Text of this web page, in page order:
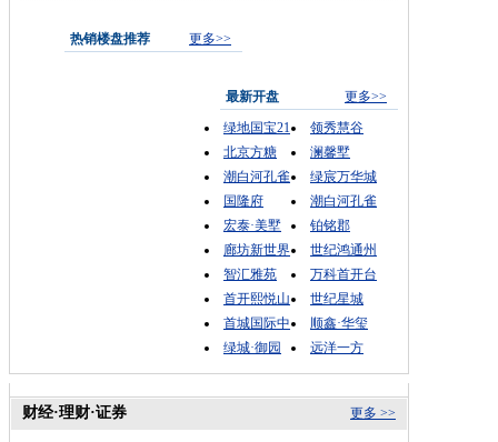
热销楼盘推荐 更多>>
最新开盘
更多>>
绿地国宝21
领秀慧谷
北京方糖
澜馨墅
潮白河孔雀
绿宸万华城
国隆府
潮白河孔雀
宏泰·美墅
铂铭郡
廊坊新世界
世纪鸿通州
智汇雅苑
万科首开台
首开熙悦山
世纪星城
首城国际中
顺鑫·华玺
绿城·御园
远洋一方
更多 >>
财经·理财·证券